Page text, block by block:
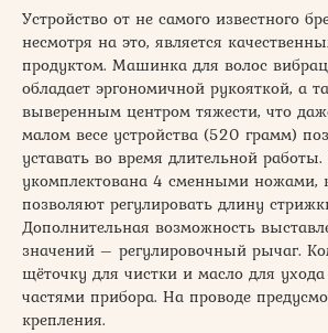
Устройство от не самого известного
несмотря на это, является
продуктом. Машинка для волос
обладает эргономичной рукояткой, а
выверенным центром тяжести, что
малом весе устройства (520 грамм)
уставать во время длительной
укомплектована 4 сменными ножами,
позволяют регулировать длину
Дополнительная возможность
значений – регулировочный рычаг.
щёточку для чистки и масло для
частями прибора. На проводе
крепления.